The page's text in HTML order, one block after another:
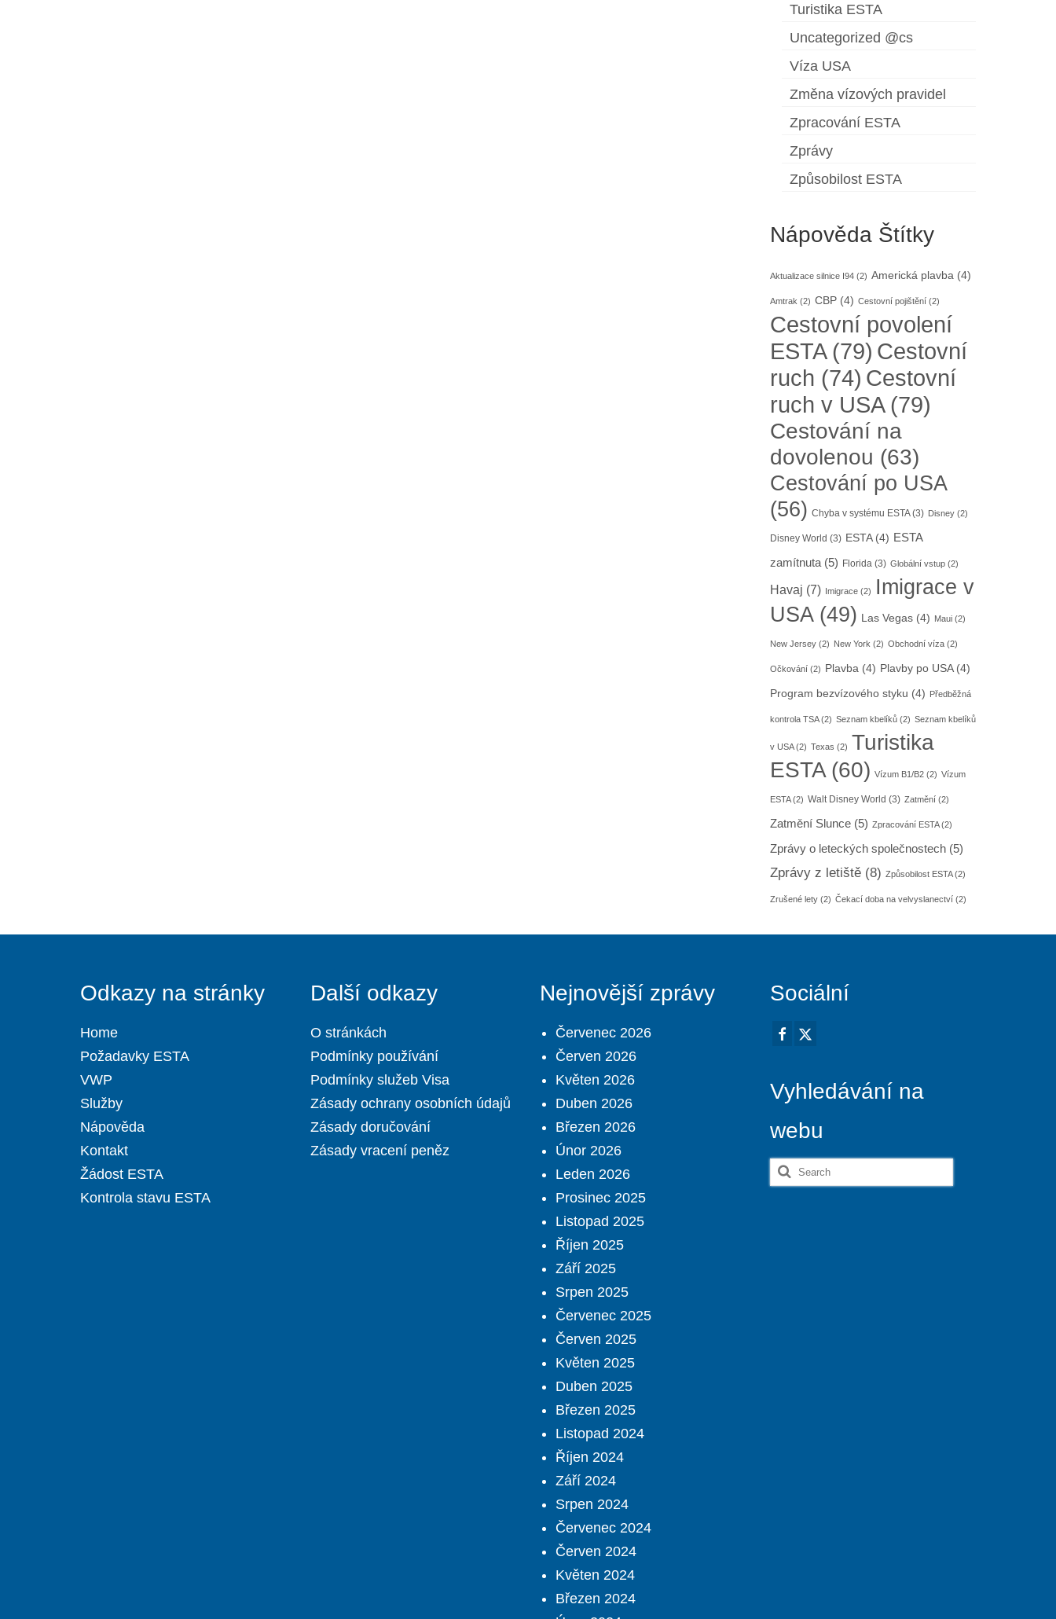
Turistika ESTA
Uncategorized @cs
Víza USA
Změna vízových pravidel
Zpracování ESTA
Zprávy
Způsobilost ESTA
Nápověda Štítky
Aktualizace silnice I94(2) Americká plavba(4)
Amtrak (2) CBP(4) Cestovní pojištění (2)
Cestovní povolení
ESTA(79) Cestovní
ruch (74) Cestovní
ruch v USA(79)
Cestování na
dovolenou (63)
Cestování po USA
(56) Chyba v systému ESTA(3) Disney(2)
Disney World (3) ESTA(4) ESTA
zamítnuta(5) Florida(3) Globální vstup(2)
Havaj (7) Imigrace(2)
Imigrace v
USA(49) Las Vegas(4) Maui(2)
New Jersey(2) New York (2) Obchodní víza(2)
Očkování (2) Plavba(4) Plavby po USA(4)
Program bezvízového styku (4) Předběžná
kontrola TSA(2) Seznam kbelíků(2) Seznam kbelíků
v USA(2) Texas (2) Turistika
ESTA(60) Vízum B1/B2(2) Vízum
ESTA(2) Walt Disney World (3) Zatmění (2)
Zatmění Slunce(5) Zpracování ESTA(2)
Zprávy o leteckých společnostech(5)
Zprávy z letiště(8) Způsobilost ESTA(2)
Zrušené lety(2) Čekací doba na velvyslanectví (2)
Odkazy na stránky
Home
Požadavky ESTA
VWP
Služby
Nápověda
Kontakt
Žádost ESTA
Kontrola stavu ESTA
Další odkazy
O stránkách
Podmínky používání
Podmínky služeb Visa
Zásady ochrany osobních údajů
Zásady doručování
Zásady vracení peněz
Nejnovější zprávy
Červenec 2026
Červen 2026
Květen 2026
Duben 2026
Březen 2026
Únor 2026
Leden 2026
Prosinec 2025
Listopad 2025
Říjen 2025
Září 2025
Srpen 2025
Červenec 2025
Červen 2025
Květen 2025
Duben 2025
Březen 2025
Listopad 2024
Říjen 2024
Září 2024
Srpen 2024
Červenec 2024
Červen 2024
Květen 2024
Březen 2024
Sociální
Vyhledávání na
webu
Search
for: